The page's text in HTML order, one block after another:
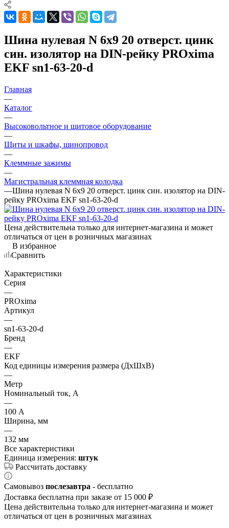
Шина нулевая N 6х9 20 отверст. цинк
син. изолятор на DIN-рейку PROxima
EKF sn1-63-20-d
Главная
—
Каталог
—
Высоковольтное и щитовое оборудование
—
Щиты и шкафы, шинопровод
—
Клеммные зажимы
—
Магистральная клеммная колодка
—Шина нулевая N 6х9 20 отверст. цинк син. изолятор на DIN-
рейку PROxima EKF sn1-63-20-d
Цена действительна только для интернет-магазина и может
отличаться от цен в розничных магазинах
В избранное
Сравнить
Характеристики
Серия
—
PROxima
Артикул
—
sn1-63-20-d
Бренд
—
EKF
Код единицы измерения размера (ДхШхВ)
—
Метр
Номинальный ток, А
—
100 А
Ширина, мм
—
132 мм
Все характеристики
Единица измерения: штук
Рассчитать доставку
Самовывоз послезавтра - бесплатно
Доставка бесплатна при заказе от 15 000 ₽
Цена действительна только для интернет-магазина и может
отличаться от цен в розничных магазинах